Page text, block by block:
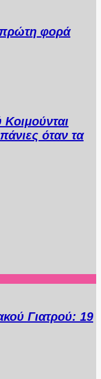
πρώτη φορά
όταν τα
Γιατρού: 19